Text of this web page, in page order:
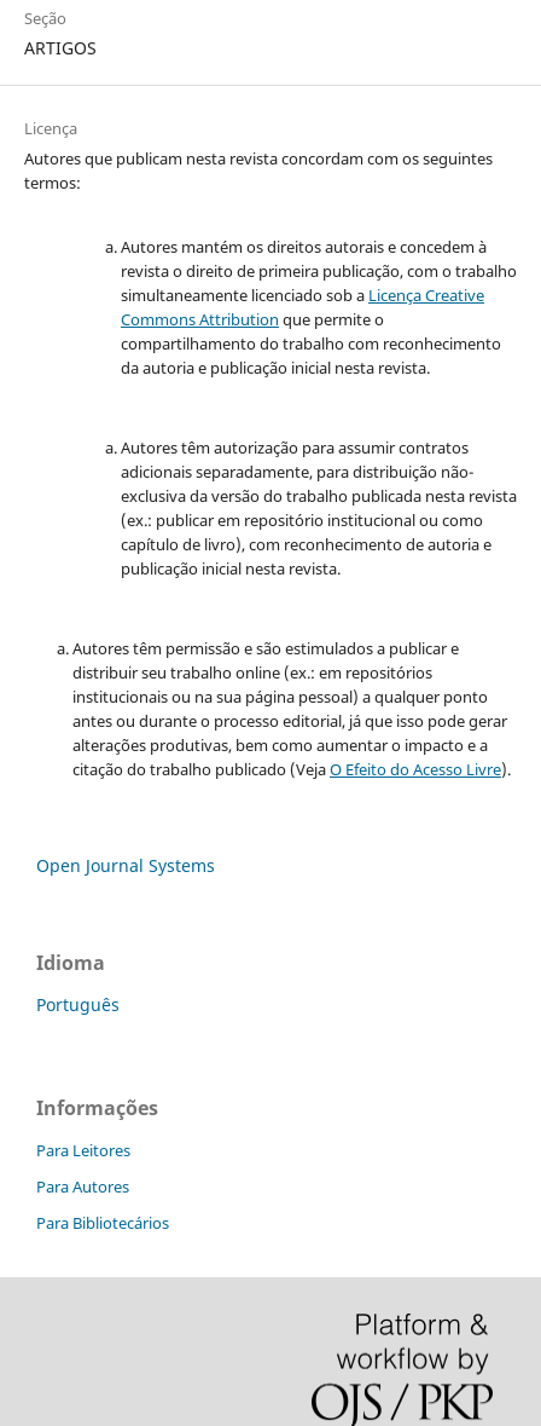
Seção
ARTIGOS
Licença
Autores que publicam nesta revista concordam com os seguintes
termos:
Autores mantém os direitos autorais e concedem à
revista o direito de primeira publicação, com o trabalho
simultaneamente licenciado sob a Licença Creative
Commons Attribution que permite o
compartilhamento do trabalho com reconhecimento
da autoria e publicação inicial nesta revista.
Autores têm autorização para assumir contratos
adicionais separadamente, para distribuição não-
exclusiva da versão do trabalho publicada nesta revista
(ex.: publicar em repositório institucional ou como
capítulo de livro), com reconhecimento de autoria e
publicação inicial nesta revista.
Autores têm permissão e são estimulados a publicar e
distribuir seu trabalho online (ex.: em repositórios
institucionais ou na sua página pessoal) a qualquer ponto
antes ou durante o processo editorial, já que isso pode gerar
alterações produtivas, bem como aumentar o impacto e a
citação do trabalho publicado (VejaO Efeito do Acesso Livre).
Open Journal Systems
Idioma
Português
Informações
Para Leitores
Para Autores
Para Bibliotecários